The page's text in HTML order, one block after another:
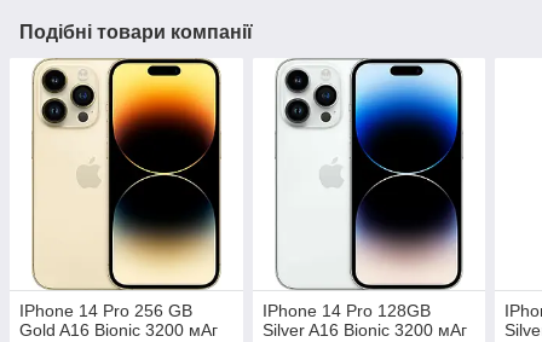
Подібні товари компанії
IPhone 14 Pro 256 GB
Gold A16 Bionic 3200 мАг
IPhone 14 Pro 128GB
Silver A16 Bionic 3200 мАг